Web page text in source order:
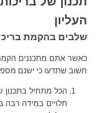
העליון
שלבים בהקמת
כאשר אתם מתכננים הקמת
חשוב שתדעו כי ישנם
הכל מתחיל בתכנון
תלויים במידה רבה